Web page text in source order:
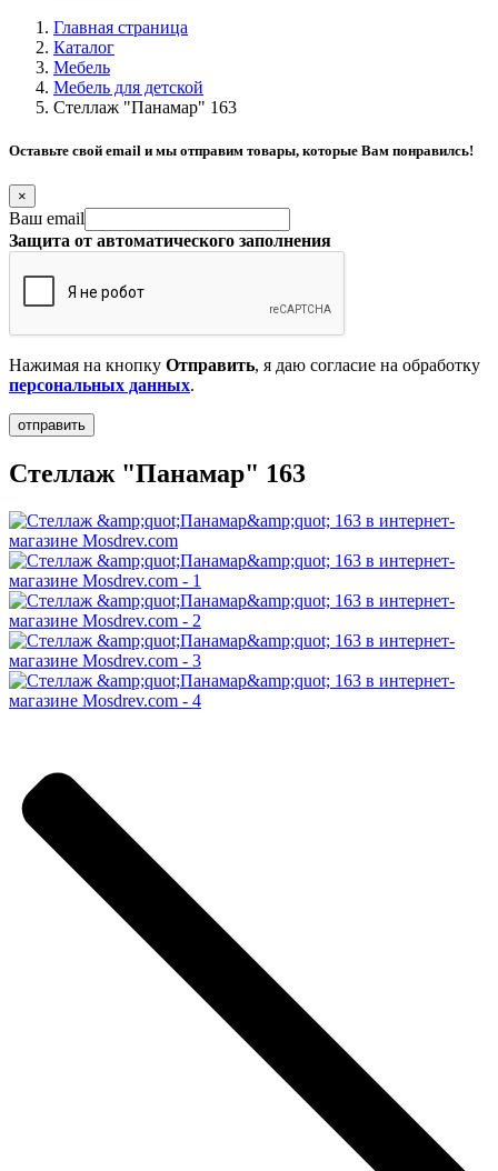
Главная страница
Каталог
Мебель
Мебель для детской
Стеллаж "Панамар" 163
Оставьте свой email и мы отправим товары, которые Вам понравилсь!
×
Ваш email
Защита от автоматического заполнения
Нажимая на кнопку Отправить, я даю согласие на обработку
персональных данных.
Стеллаж "Панамар" 163